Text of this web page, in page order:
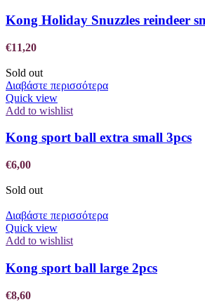
Kong Holiday Snuzzles reindeer
€11,20
Sold out
Διαβάστε περισσότερα
Quick view
Add to wishlist
Kong sport ball extra small 3pcs
€6,00
Sold out
Διαβάστε περισσότερα
Quick view
Add to wishlist
Kong sport ball large 2pcs
€8,60